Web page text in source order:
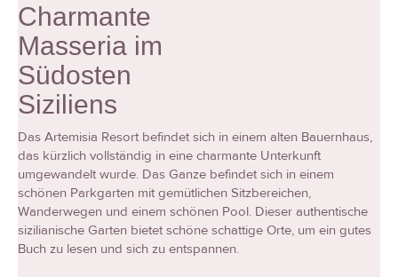
Charmante
Masseria im
Südosten
Siziliens
Das Artemisia Resort befindet sich in einem alten Bauernhaus,
das kürzlich vollständig in eine charmante Unterkunft
umgewandelt wurde. Das Ganze befindet sich in einem
schönen Parkgarten mit gemütlichen Sitzbereichen,
Wanderwegen und einem schönen Pool. Dieser authentische
sizilianische Garten bietet schöne schattige Orte, um ein gutes
Buch zu lesen und sich zu entspannen.